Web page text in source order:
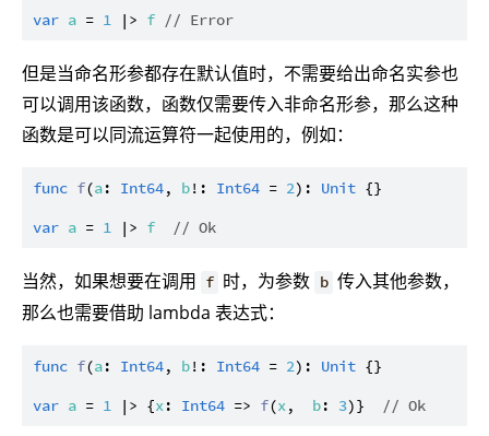
var a = 1 |> f // Error
但是当命名形参都存在默认值时，不需要给出命名实参也
可以调用该函数，函数仅需要传入非命名形参，那么这种
函数是可以同流运算符一起使用的，例如：
func f(a: Int64, b!: Int64 = 2): Unit {}
var a = 1 |> f // Ok
当然，如果想要在调用 f 时，为参数 b 传入其他参数，
那么也需要借助 lambda 表达式：
func f(a: Int64, b!: Int64 = 2): Unit {}
var a = 1 |> {x: Int64 => f(x, b: 3)} // Ok